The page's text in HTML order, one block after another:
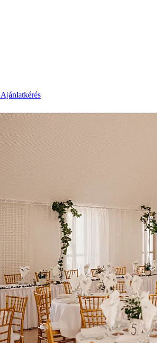
Ajánlatkérés